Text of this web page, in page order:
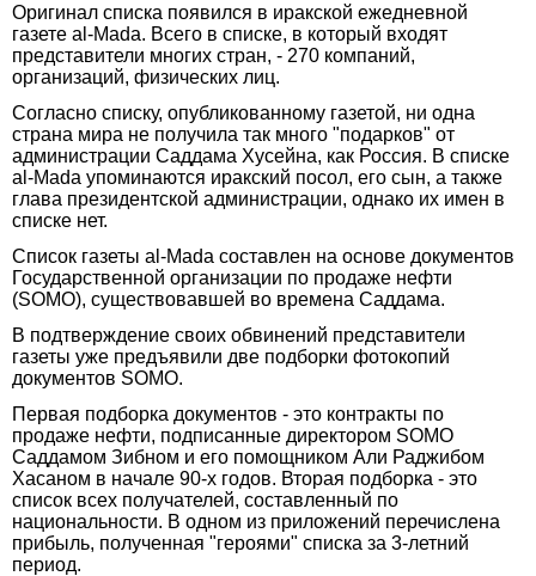
Оригинал списка появился в иракской ежедневной
газете al-Mada. Всего в списке, в который входят
представители многих стран, - 270 компаний,
организаций, физических лиц.
Согласно списку, опубликованному газетой, ни одна
страна мира не получила так много "подарков" от
администрации Саддама Хусейна, как Россия. В списке
al-Mada упоминаются иракский посол, его сын, а также
глава президентской администрации, однако их имен в
списке нет.
Список газеты al-Mada составлен на основе документов
Государственной организации по продаже нефти
(SOMO), существовавшей во времена Саддама.
В подтверждение своих обвинений представители
газеты уже предъявили две подборки фотокопий
документов SOMO.
Первая подборка документов - это контракты по
продаже нефти, подписанные директором SOMO
Саддамом Зибном и его помощником Али Раджибом
Хасаном в начале 90-х годов. Вторая подборка - это
список всех получателей, составленный по
национальности. В одном из приложений перечислена
прибыль, полученная "героями" списка за 3-летний
период.